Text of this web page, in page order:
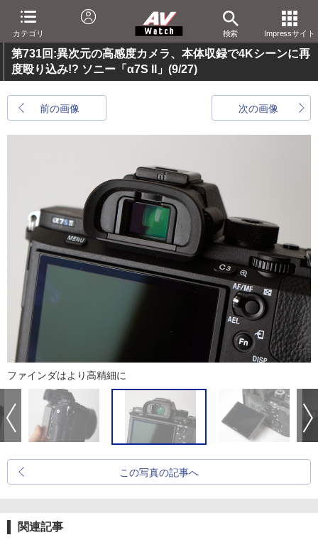
カテゴリ 検索 Impressサイト
第731回:異次元の高感度カメラ、本体収録で4Kシーンに再
度殴り込み!? ソニー「α7S II」 (9/27)
前の画像 次の画像
ファインダはより高精細に
この写真の記事へ
関連記事